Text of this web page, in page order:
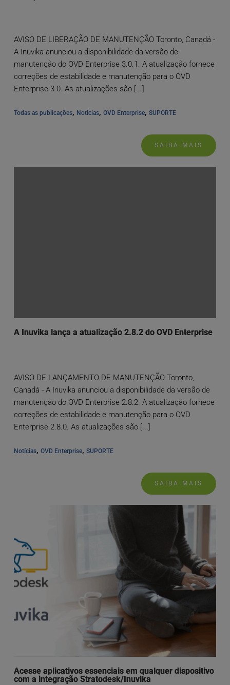
AVISO DE LIBERAÇÃO DE MANUTENÇÃO Toronto, Canadá -
A Inuvika anunciou a disponibilidade da versão de
manutenção do OVD Enterprise 3.0.1. A atualização fornece
correções de estabilidade e manutenção para o OVD
Enterprise 3.0. As atualizações são [...]
Todas as publicações, Notícias, OVD Enterprise, SUPORTE
SAIBA MAIS
A Inuvika lança a atualização 2.8.2 do OVD Enterprise
AVISO DE LANÇAMENTO DE MANUTENÇÃO Toronto,
Canadá - A Inuvika anunciou a disponibilidade da versão de
manutenção do OVD Enterprise 2.8.2. A atualização fornece
correções de estabilidade e manutenção para o OVD
Enterprise 2.8.0. As atualizações são [...]
Notícias, OVD Enterprise, SUPORTE
SAIBA MAIS
Acesse aplicativos essenciais em qualquer dispositivo
com a integração Stratodesk/Inuvika